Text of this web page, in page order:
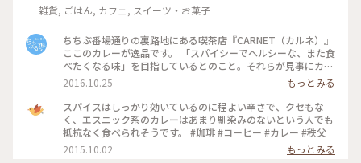
雑貨, ごはん, カフェ, スイーツ・お菓子
ちちぶ番場通りの裏路地にある喫茶店『CARNET（カルネ）』
ここのカレーが逸品です。 「スパイシーでヘルシーな、また食
べたくなる味」を目指しているとのこと。それらが見事にカレ
ーに表現されています。 こちらは「チキンキーマ」 鶏肉と野
菜、そしてスパイスの絶妙なバランスが、クセになる味を引き
出しています。 食後にはオールドビーンズから丁寧に抽出した
コーヒーを。酸味のあるソフトな口当たり「ロア・ブレン
ド」、苦味の強いシャキッとした飲み口「ケア・ブレンド」
気分やお好みに合わせて、選べるのがうれしいですね！ #ちち
ぶ #秩父 #ランチ #カレー #カフェ #喫茶店ら#コーヒー
2016.10.25
もっとみる
スパイスはしっかり効いているのに程よい辛さで、クセもな
く、エスニック系のカレーはあまり馴染みのないという人でも
抵抗なく食べられそうです。 #珈琲 #コーヒー #カレー #秩父
2015.10.02
もっとみる